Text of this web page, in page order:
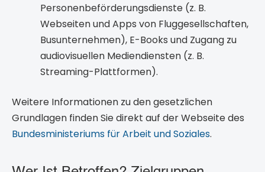
Personenbeförderungsdienste (z. B.
Webseiten und Apps von Fluggesellschaften,
Busunternehmen), E-Books und Zugang zu
audiovisuellen Mediendiensten (z. B.
Streaming-Plattformen).
Weitere Informationen zu den gesetzlichen
Grundlagen finden Sie direkt auf der Webseite des
Bundesministeriums für Arbeit und Soziales.